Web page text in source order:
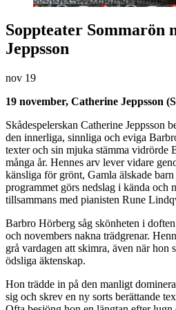
Soppteater Sommarön
Jeppsson
nov 19
19 november, Catherine Jeppsson
Skådespelerskan Catherine Jeppsson
den innerliga, sinnliga och eviga
texter och sin mjuka stämma vidrörde
många år. Hennes arv lever vidare
känsliga för grönt, Gamla älskade
programmet görs nedslag i kända och
tillsammans med pianisten Rune
Barbro Hörberg såg skönheten i
och novembers nakna trädgrenar.
grå vardagen att skimra, även när hon
ödsliga äktenskap.
Hon trädde in på den manligt
sig och skrev en ny sorts berättande